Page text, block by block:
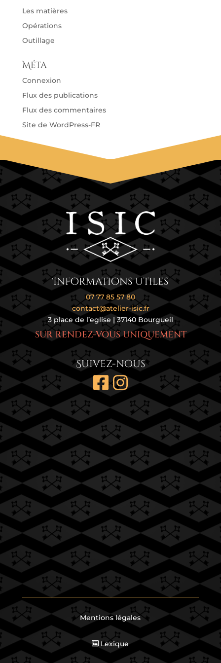
Les matières
Opérations
Outillage
Méta
Connexion
Flux des publications
Flux des commentaires
Site de WordPress-FR
Informations utiles
07 77 85 57 80
contact@atelier-isic.fr
3 place de l’eglise | 37140 Bourgueil
SUR RENDEZ-VOUS UNIQUEMENT
Suivez-nous
Mentions légales
Lexique